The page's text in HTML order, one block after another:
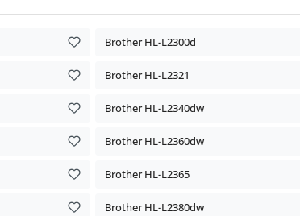
Brother HL-L2300d
Brother HL-L2321
Brother HL-L2340dw
Brother HL-L2360dw
Brother HL-L2365
Brother HL-L2380dw